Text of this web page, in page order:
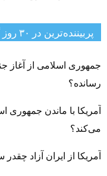
پربیننده‌ترین‌ در ۳۰ روز گذشته
جمهوری اسلامی از آغاز
رسانده؟
آمریکا با ماندن جمهوری
می‌کند؟
آمریکا از ایران آزاد